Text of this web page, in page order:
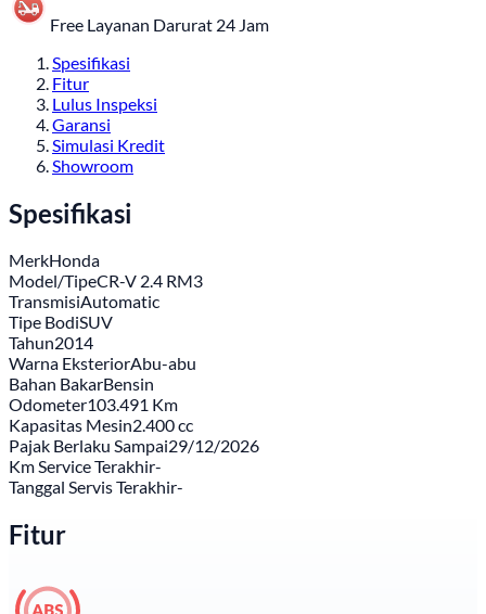
Free Layanan Darurat 24 Jam
Spesifikasi
Fitur
Lulus Inspeksi
Garansi
Simulasi Kredit
Showroom
Spesifikasi
MerkHonda
Model/TipeCR-V 2.4 RM3
TransmisiAutomatic
Tipe BodiSUV
Tahun2014
Warna EksteriorAbu-abu
Bahan BakarBensin
Odometer103.491 Km
Kapasitas Mesin2.400 cc
Pajak Berlaku Sampai29/12/2026
Km Service Terakhir-
Tanggal Servis Terakhir-
Fitur